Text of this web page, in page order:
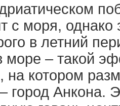
с моря, однако
в летний
море – такой
на котором
город